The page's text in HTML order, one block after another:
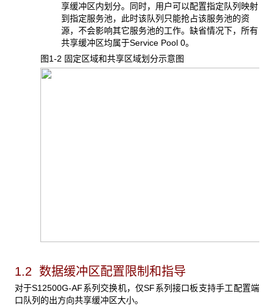
享缓冲区内划分。同时，用户可以配置指定队列映射
到指定服务池，此时该队列只能抢占该服务池的资
源，不会影响其它服务池的工作。缺省情况下，所有
共享缓冲区均属于Service Pool 0。
图1-2 固定区域和共享区域划分示意图
1.2 数据缓冲区配置限制和指导
对于S12500G-AF系列交换机，仅SF系列接口板支持手工配置端
口队列的出方向共享缓冲区大小。